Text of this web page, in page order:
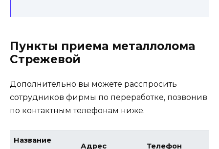
Пункты приема металлолома
Стрежевой
Дополнительно вы можете расспросить
сотрудников фирмы по переработке, позвонив
по контактным телефонам ниже.
Название
Адрес Телефон